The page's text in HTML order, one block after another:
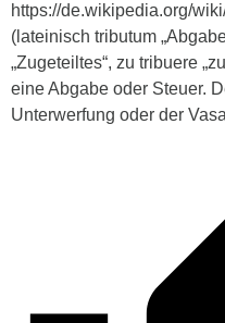
https://de.wikipedia.org/
(lateinisch tributum
„Zugeteiltes“, zu tribuere
eine Abgabe oder Steuer.
Unterwerfung oder der